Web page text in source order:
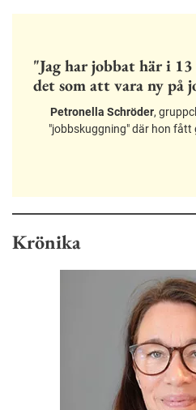
"Jag har jobbat här i 13
det som att vara ny på
Petronella Schröder,
"jobbskuggning" där hon fått
Krönika